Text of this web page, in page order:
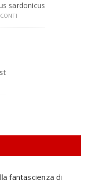
sardonicus
fantascienza di